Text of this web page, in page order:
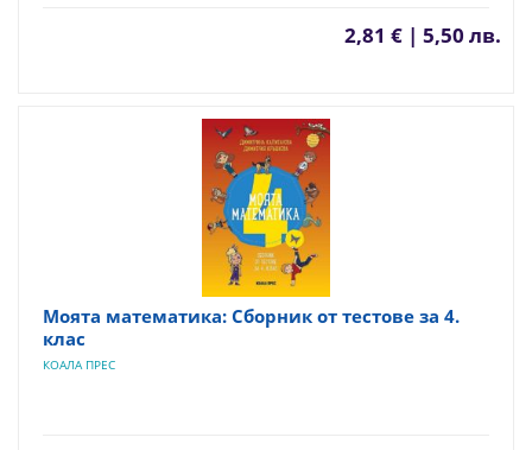
2,81 € | 5,50 лв.
Моята математика: Сборник от тестове за 4.
клас
КОАЛА ПРЕС